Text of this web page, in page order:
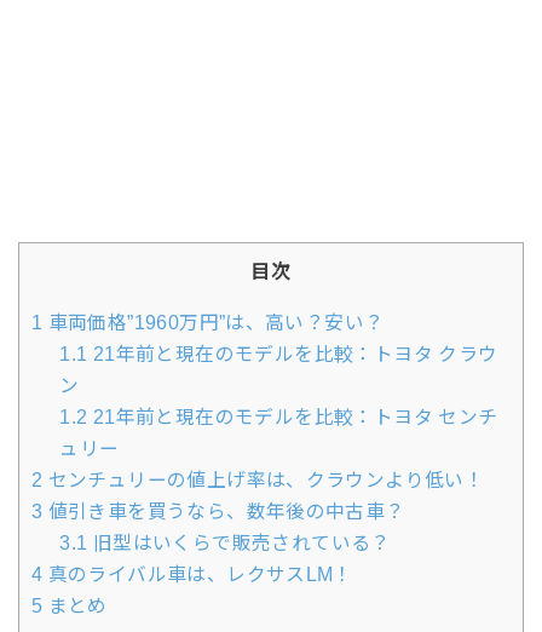
目次
1 車両価格”1960万円”は、高い？安い？
1.1 21年前と現在のモデルを比較：トヨタ クラウ
ン
1.2 21年前と現在のモデルを比較：トヨタ センチ
ュリー
2 センチュリーの値上げ率は、クラウンより低い！
3 値引き車を買うなら、数年後の中古車？
3.1 旧型はいくらで販売されている？
4 真のライバル車は、レクサスLM！
5 まとめ